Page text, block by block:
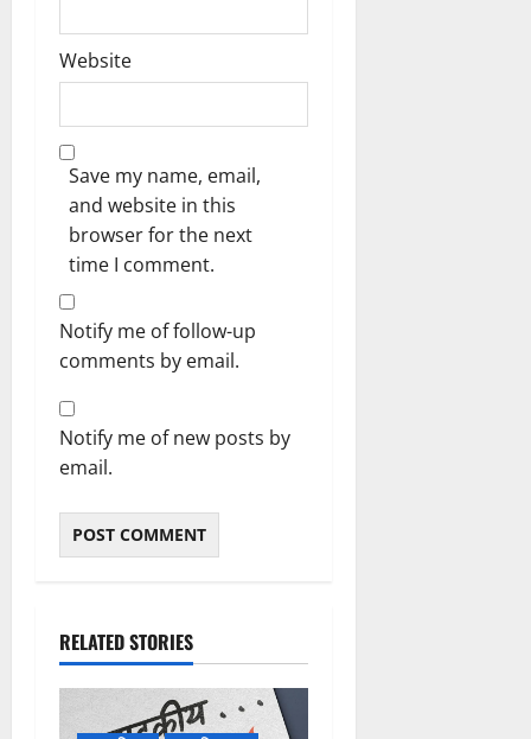
Website
Save my name, email,
and website in this
browser for the next
time I comment.
Notify me of follow-up
comments by email.
Notify me of new posts by
email.
RELATED STORIES